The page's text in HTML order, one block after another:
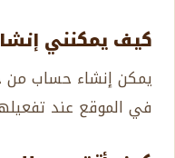
كيف يمكنني
يمكن إنشاء حساب من
في الموقع عند